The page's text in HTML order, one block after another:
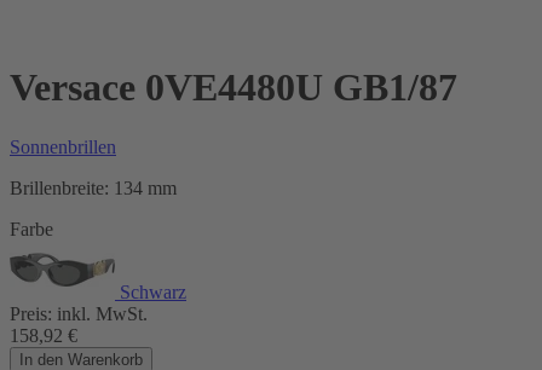
Versace 0VE4480U GB1/87
Sonnenbrillen
Brillenbreite: 134 mm
Farbe
Schwarz
Preis: inkl. MwSt.
158,92 €
In den Warenkorb